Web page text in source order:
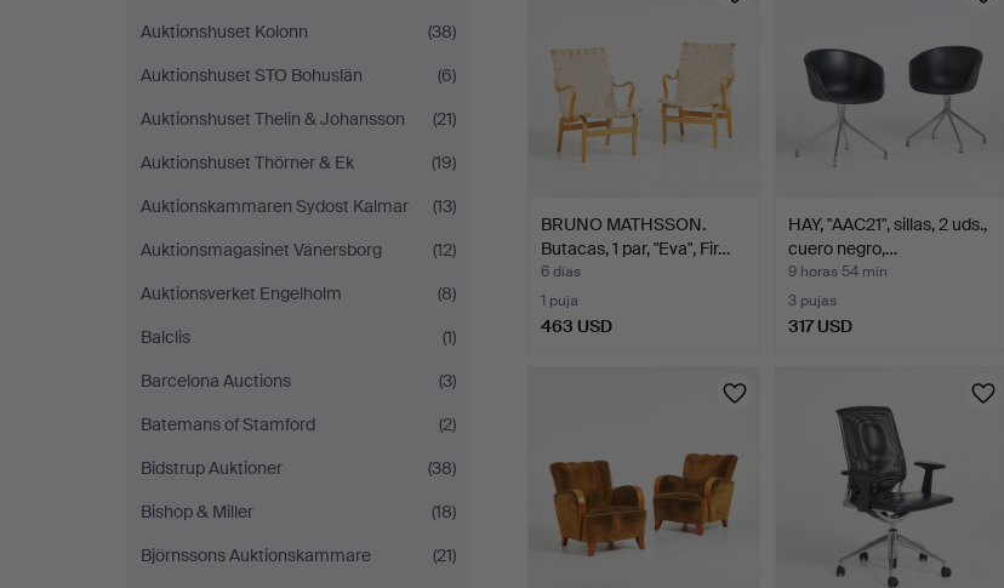
Auktionshuset Kolonn
(38)
Auktionshuset STO Bohuslän
(6)
Auktionshuset Thelin & Johansson
(21)
Auktionshuset Thörner & Ek
(19)
Auktionskammaren Sydost Kalmar
(13)
Auktionsmagasinet Vänersborg
(12)
Auktionsverket Engelholm
(8)
Balclis
(1)
Barcelona Auctions
(3)
Batemans of Stamford
(2)
Bidstrup Auktioner
(38)
Bishop & Miller
(18)
Björnssons Auktionskammare
(21)
BRUNO MATHSSON.
Butacas, 1 par, "Eva", Fir…
6 días
1 puja
463 USD
HAY, "AAC21", sillas, 2 uds.,
cuero negro,…
9 horas 54 min
3 pujas
317 USD